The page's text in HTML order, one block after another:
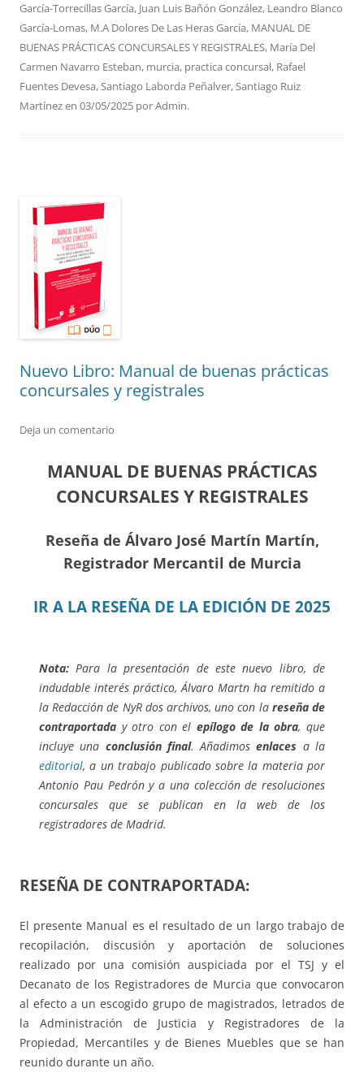
García-Torrecillas García, Juan Luis Bañón González, Leandro Blanco
García-Lomas, M.A Dolores De Las Heras García, MANUAL DE
BUENAS PRÁCTICAS CONCURSALES Y REGISTRALES, María Del
Carmen Navarro Esteban, murcia, practica concursal, Rafael
Fuentes Devesa,Santiago Laborda Peñalver,Santiago Ruiz
Martínezen 03/05/2025 porAdmin.
Nuevo Libro: Manual de buenas prácticas
concursales y registrales
Deja un comentario
MANUAL DE BUENAS PRÁCTICAS
CONCURSALES Y REGISTRALES
Reseña de Álvaro José Martín Martín,
Registrador Mercantil de Murcia
IR A LA RESEÑA DE LA EDICIÓN DE 2025
Nota: Para la presentación de este nuevo libro, de
indudable interés práctico, Álvaro Martn ha remitido a
la Redacción de NyR dos archivos, uno con la reseña de
contraportada y otro con el epílogo de la obra, que
incluye una conclusión final. Añadimosenlaces a la
editorial, a un trabajo publicado sobre la materia por
Antonio Pau Pedrón y a una colección de resoluciones
concursales que se publican en la web de los
registradores de Madrid.
RESEÑA DE CONTRAPORTADA:
El presente Manual es el resultado de un largo trabajo de
recopilación, discusión y aportación de soluciones
realizado por una comisión auspiciada por el TSJ y el
Decanato de los Registradores de Murcia que convocaron
al efecto a un escogido grupo de magistrados, letrados de
la Administración de Justicia y Registradores de la
Propiedad, Mercantiles y de Bienes Muebles que se han
reunido durante un año.